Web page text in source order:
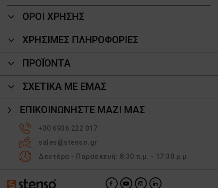
ΟΡΟΙ ΧΡΗΣΗΣ
ΧΡΗΣΙΜΕΣ ΠΛΗΡΟΦΟΡΙΕΣ
ΠΡΟΪΌΝΤΑ
ΣΧΕΤΙΚΑ ΜΕ ΕΜΑΣ
ΕΠΙΚΟΙΝΩΝΉΣΤΕ ΜΑΖΊ ΜΑΣ
+30 6936 222 017
sales@stenso.gr
Δευτέρα - Παρασκευή: 8:30 π.μ. - 17:30 μ.μ